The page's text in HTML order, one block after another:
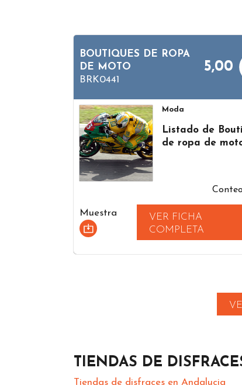
BOUTIQUES DE ROPA
DE MOTO
BRK0441
5,00
Moda
Listado de
de ropa de
Muestra
VER FICHA
COMPLETA
TIENDAS DE
Tiendas de disfraces en Andalucia